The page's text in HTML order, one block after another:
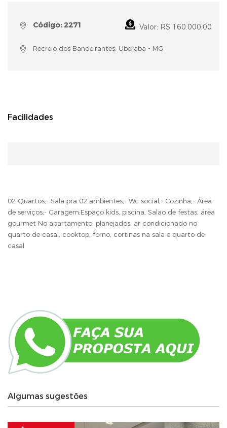
Código: 2271 Valor: R$ 160.000,00
Recreio dos Bandeirantes, Uberaba - MG
Facilidades
02 Quartos;- Sala pra 02 ambientes;- Wc social;- Cozinha;- Área
de serviços;- Garagem;Espaço kids, piscina, Salao de festas, área
gourmet No apartamento: planejados, ar condicionado no
quarto de casal, cooktop, forno, cortinas na sala e quarto de
casal
Algumas sugestões